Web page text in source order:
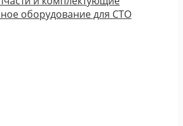
оборудование для СТО